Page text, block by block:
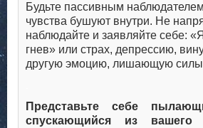
Будьте пассивным
чувства бушуют внутри. Не
наблюдайте и заявляйте себе:
гнев» или страх, депрессию,
другую эмоцию, лишающую
Представьте себе
спускающийся из